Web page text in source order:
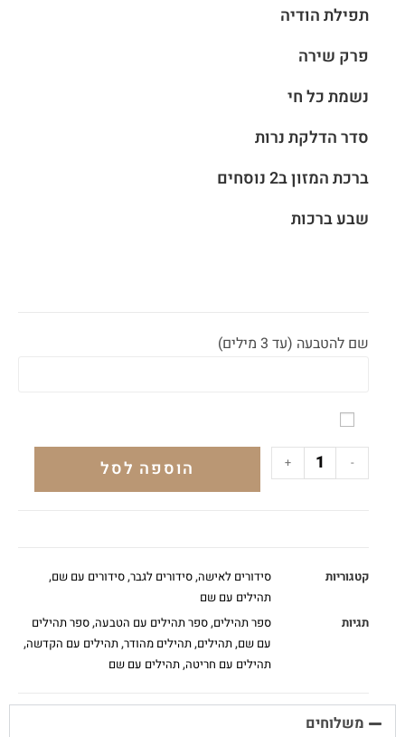
תפילת הודיה
פרק שירה
נשמת כל חי
סדר הדלקת נרות
ברכת המזון ב2 נוסחים
שבע ברכות
שם להטבעה (עד 3 מילים)
-
+ הוספה לסל
קטגוריות סידורים לאישה,סידורים לגבר,סידורים עם שם,
תהילים עם שם
תגיות
ספר תהילים,ספר תהילים עם הטבעה,ספר תהילים
עם שם,תהילים,תהילים מהודר,תהילים עם הקדשה,
תהילים עם חריטה,תהילים עם שם
משלוחים